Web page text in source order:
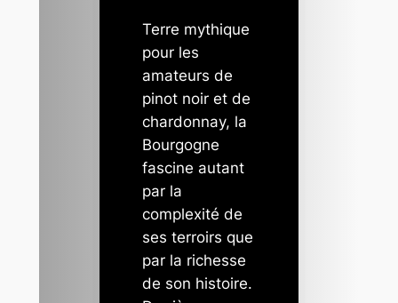
Terre mythique
pour les
amateurs de
pinot noir et de
chardonnay, la
Bourgogne
fascine autant
par la
complexité de
ses terroirs que
par la richesse
de son histoire.